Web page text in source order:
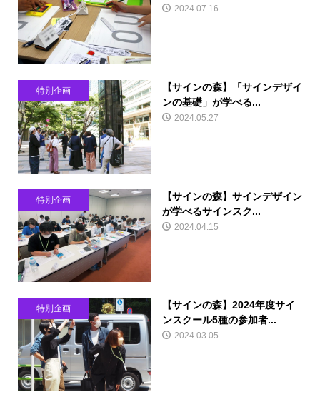
2024.07.16
特別企画
【サインの森】「サインデザイ
ンの基礎」が学べる...
2024.05.27
特別企画
【サインの森】サインデザイン
が学べるサインスク...
2024.04.15
特別企画
【サインの森】2024年度サイ
ンスクール5種の参加者...
2024.03.05